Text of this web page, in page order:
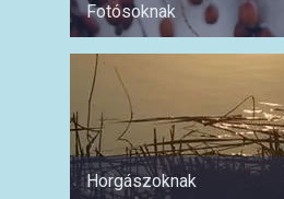
Fotósoknak
Horgászoknak